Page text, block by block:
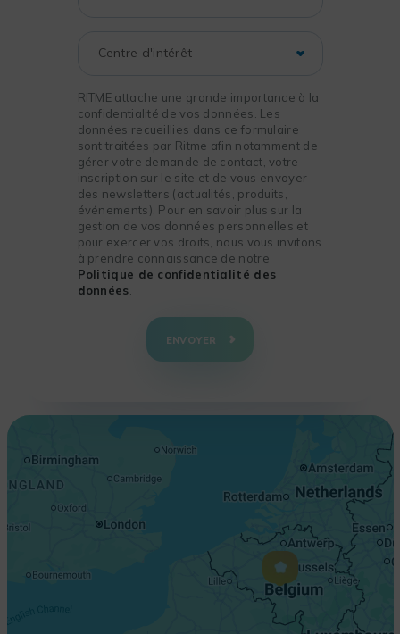
RITME attache une grande importance à la
confidentialité de vos données. Les
données recueillies dans ce formulaire
sont traitées par Ritme afin notamment de
gérer votre demande de contact, votre
inscription sur le site et de vous envoyer
des newsletters (actualités, produits,
événements). Pour en savoir plus sur la
gestion de vos données personnelles et
pour exercer vos droits, nous vous invitons
à prendre connaissance de notre
Politique de confidentialité des
données
ENVOYER